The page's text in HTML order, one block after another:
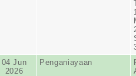
04 Jun
2026
Penganiayaan